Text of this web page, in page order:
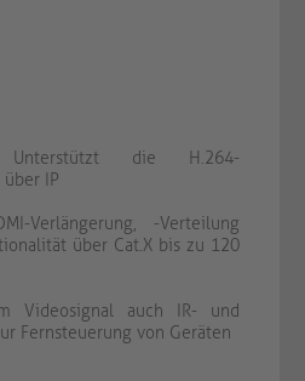
Unterstützt die H.264-
IP
Verlängerung, -Verteilung
über Cat.X bis zu 120
Videosignal auch IR- und
Fernsteuerung von Geräten